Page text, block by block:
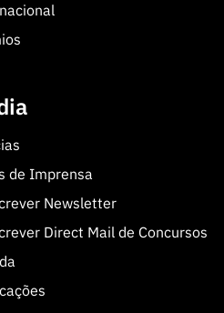
de Imprensa
Newsletter
Direct Mail de Concursos